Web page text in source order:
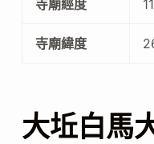
寺廟經度
寺廟緯度
大坵白馬